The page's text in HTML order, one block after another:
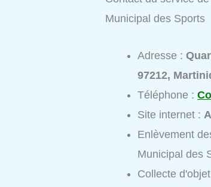
Municipal des Sports
Adresse :
97212,
Téléphone :
Site internet :
Enlèvement
Municipal des
Collecte